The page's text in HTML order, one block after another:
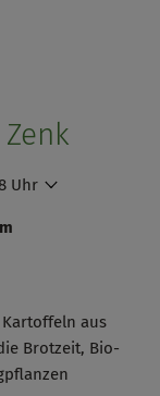
Uhr
Kartoffeln aus
Brotzeit, Bio-